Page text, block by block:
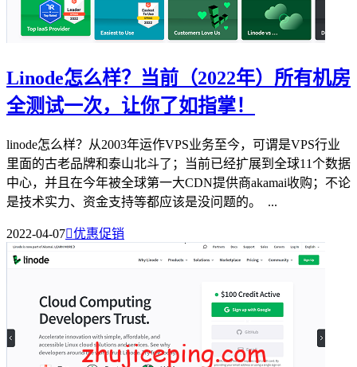
Linode怎么样？当前（2022年）所有机房
全测试一次，让你了如指掌！
linode怎么样？从2003年运作VPS业务至今，可谓是VPS行业
里面的古老品牌和泰山北斗了；当前已经扩展到全球11个数据
中心，并且在今年被全球第一大CDN提供商akamai收购；不论
是技术实力、资金支持等都应该是没问题的。 ...
2022-04-07优惠促销